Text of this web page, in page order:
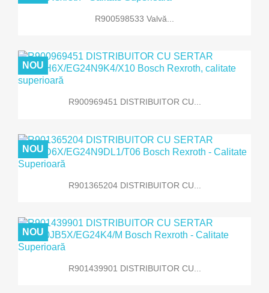
R900598533 Valvă...
R900969451 DISTRIBUITOR CU...
NOU
R901365204 DISTRIBUITOR CU...
NOU
R901439901 DISTRIBUITOR CU...
NOU